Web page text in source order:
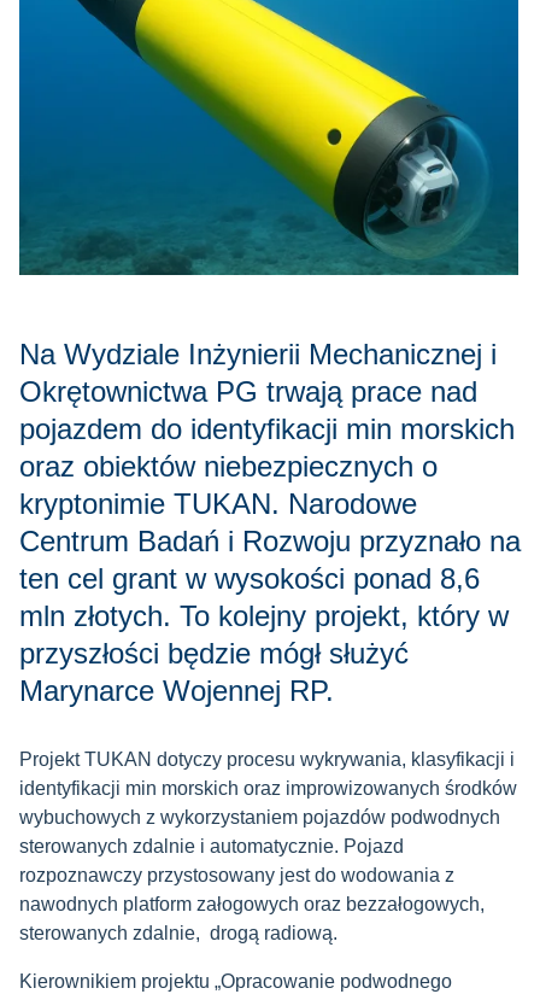
Na Wydziale Inżynierii Mechanicznej i
Okrętownictwa PG trwają prace nad
pojazdem do identyfikacji min morskich
oraz obiektów niebezpiecznych o
kryptonimie TUKAN. Narodowe
Centrum Badań i Rozwoju przyznało na
ten cel grant w wysokości ponad 8,6
mln złotych. To kolejny projekt, który w
przyszłości będzie mógł służyć
Marynarce Wojennej RP.
Projekt TUKAN dotyczy procesu wykrywania, klasyfikacji i
identyfikacji min morskich oraz improwizowanych środków
wybuchowych z wykorzystaniem pojazdów podwodnych
sterowanych zdalnie i automatycznie. Pojazd
rozpoznawczy przystosowany jest do wodowania z
nawodnych platform załogowych oraz bezzałogowych,
sterowanych zdalnie, drogą radiową.
Kierownikiem projektu „Opracowanie podwodnego